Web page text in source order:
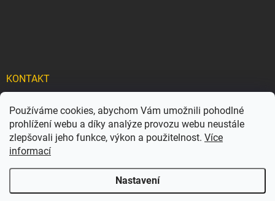
Používáme cookies, abychom Vám umožnili pohodlné
prohlížení webu a díky analýze provozu webu neustále
zlepšovali jeho funkce, výkon a použitelnost. Více
informací
Nastavení
KONTAKT
info@ carflexx.cz
carflexx_/